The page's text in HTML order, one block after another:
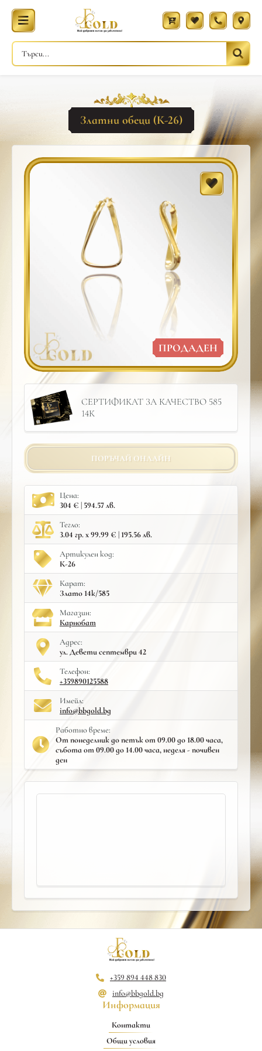
Златни обеци (К-26)
ПРОДАДЕН
СЕРТИФИКАТ ЗА КАЧЕСТВО 585
14К
ПОРЪЧАЙ ОНЛАЙН
Цена:
304 € | 594.57 лв.
Тегло:
3.04 гр. x 99.99 € | 195.56 лв.
Артикулен код:
К-26
Карат:
Злато 14к/585
Mагазин:
Карнобат
Адрес:
ул. Девети септември 42
Телефон:
+359890125588
Имейл:
info@bbgold.bg
Работно време:
От понеделник до петък от 09.00 до 18.00 часа,
събота от 09.00 до 14.00 часа, неделя - почивен
ден
+359 894 448 830
info@bbgold.bg
Информация
Контакти
Общи условия